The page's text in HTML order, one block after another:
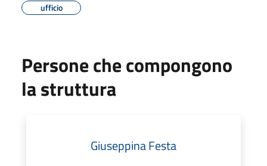
ufficio
Persone che compongono
la struttura
Giuseppina Festa